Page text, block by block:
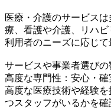
医療・介護のサービス
療、看護や介護、リハ
利用者のニーズに応じて
サービスや事業者選びの
高度な専門性：安心・確
高度な医療技術や経験
つスタッフがいるかを確